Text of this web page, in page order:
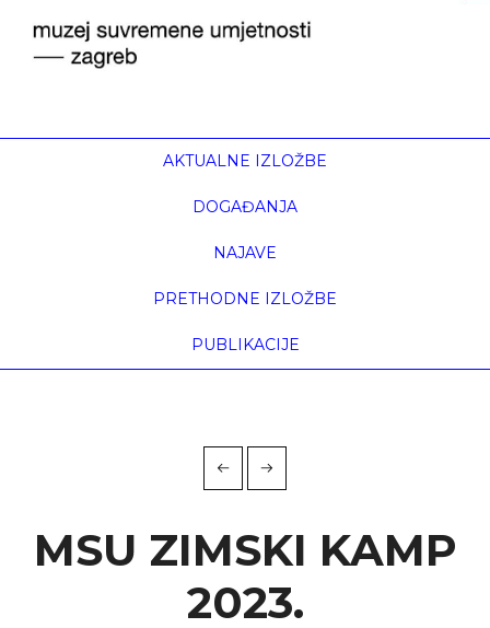
AKTUALNE IZLOŽBE
DOGAĐANJA
NAJAVE
PRETHODNE IZLOŽBE
PUBLIKACIJE
MSU ZIMSKI KAMP
2023.